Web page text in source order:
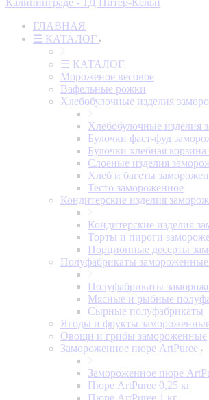
ГЛАВНАЯ
☰ КАТАЛОГ
☰ КАТАЛОГ
Мороженое весовое
Вафельные рожки
Хлебобулочные изделия
Хлебобулочные изделия
Булочки фаст-фуд
Булочки хлебная
Слоеные изделия
Хлеб и багеты
Тесто замороженное
Кондитерские изделия
Кондитерские изделия
Торты и пироги
Порционные десерты
Полуфабрикаты замороженные
Полуфабрикаты
Мясные и рыбные
Сырные полуфабрикаты
Ягоды и фрукты
Овощи и грибы замороженные
Замороженное пюре ArtPuree
Замороженное пюре
Пюре ArtPuree 0,25 кг